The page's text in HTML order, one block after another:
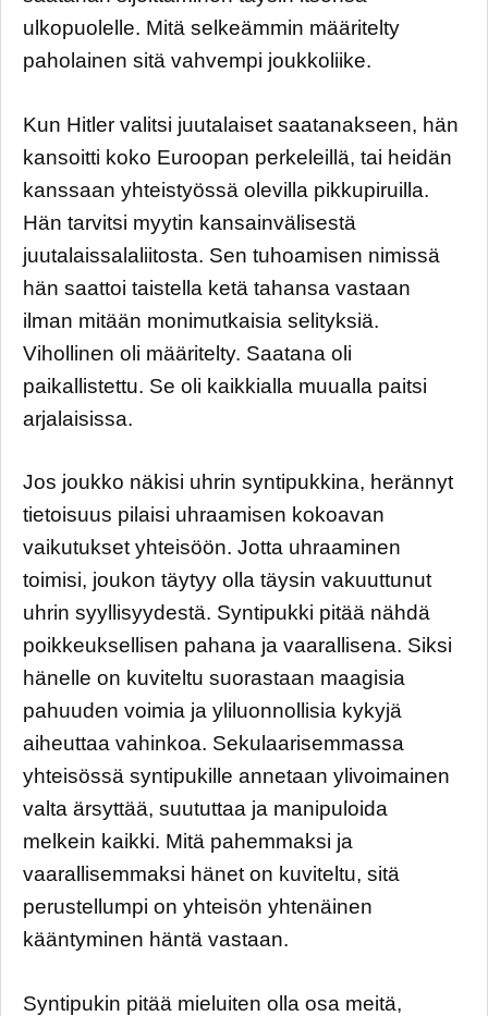
ulkopuolelle. Mitä selkeämmin määritelty
paholainen sitä vahvempi joukkoliike.
Kun Hitler valitsi juutalaiset saatanakseen, hän
kansoitti koko Euroopan perkeleillä, tai heidän
kanssaan yhteistyössä olevilla pikkupiruilla.
Hän tarvitsi myytin kansainvälisestä
juutalaissalaliitosta. Sen tuhoamisen nimissä
hän saattoi taistella ketä tahansa vastaan
ilman mitään monimutkaisia selityksiä.
Vihollinen oli määritelty. Saatana oli
paikallistettu. Se oli kaikkialla muualla paitsi
arjalaisissa.
Jos joukko näkisi uhrin syntipukkina, herännyt
tietoisuus pilaisi uhraamisen kokoavan
vaikutukset yhteisöön. Jotta uhraaminen
toimisi, joukon täytyy olla täysin vakuuttunut
uhrin syyllisyydestä. Syntipukki pitää nähdä
poikkeuksellisen pahana ja vaarallisena. Siksi
hänelle on kuviteltu suorastaan maagisia
pahuuden voimia ja yliluonnollisia kykyjä
aiheuttaa vahinkoa. Sekulaarisemmassa
yhteisössä syntipukille annetaan ylivoimainen
valta ärsyttää, suututtaa ja manipuloida
melkein kaikki. Mitä pahemmaksi ja
vaarallisemmaksi hänet on kuviteltu, sitä
perustellumpi on yhteisön yhtenäinen
kääntyminen häntä vastaan.
Syntipukin pitää mieluiten olla osa meitä,